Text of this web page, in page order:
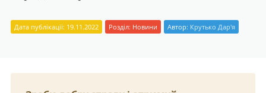
Дата публікації: 19.11.2022 Розділ: Новини Автор: Крутько Дар'я